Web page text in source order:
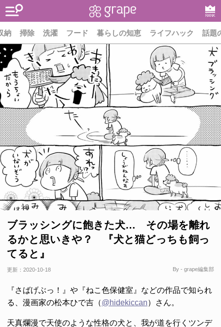
RANK
納 掃除 洗濯 フード 暮らしの知恵 ライフハック 話題
ブラッシングに飽きた犬… その場を離れ
るかと思いきや？ 『犬と猫どっちも飼っ
てると』
更新： 2020-10-18 By - grape編集部
『さばげぶっ！』や『ねこ色保健室』などの作品で知られ
る、漫画家の松本ひで吉（@hidekiccan）さん。
天真爛漫で天使のような性格の犬と、我が道を行くツンデ